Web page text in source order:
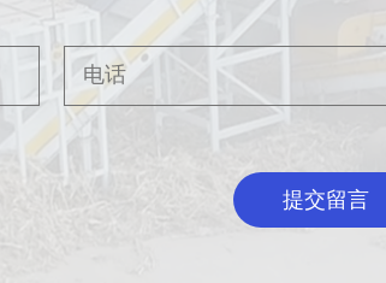
提交留言